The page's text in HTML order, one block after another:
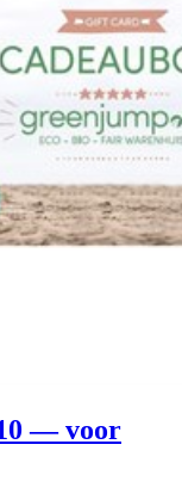
— voor